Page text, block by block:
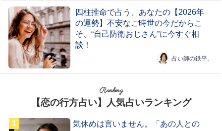
四柱推命で占う、あなたの【2026年
の運勢】不安なご時世の今だからこ
そ、“自己防衛おじさん”に今すぐ相
談！
占い師の鉄平。
Ranking
【恋の行方占い】人気占いランキング
気休めは言いません。「あの人との